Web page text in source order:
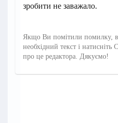
зробити не заважало.
Якщо Ви помітили помилку,
необхідний текст і
про це редактора. Дякуємо!